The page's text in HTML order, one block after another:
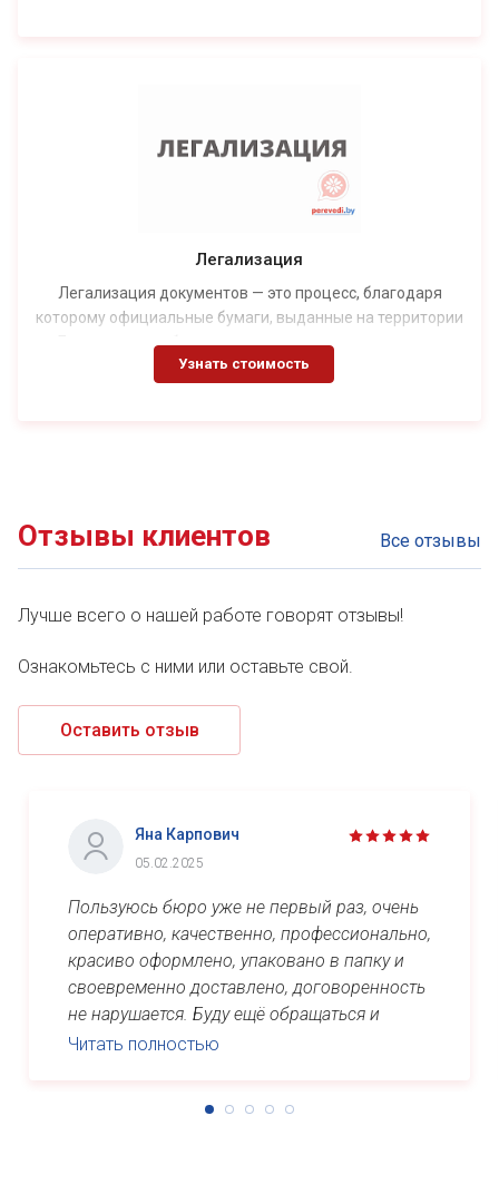
чем 30 языков.
Легализация
Легализация документов — это процесс, благодаря
которому официальные бумаги, выданные на территории
Беларуси, приобретают юридическую силу в других
странах. Эта процедура необходима для того, чтобы
Узнать стоимость
Все отзывы
Отзывы клиентов
Лучше всего о нашей работе говорят отзывы!
Ознакомьтесь с ними или оставьте свой.
Оставить отзыв
Яна Карпович
05.02.2025
Пользуюсь бюро уже не первый раз, очень
оперативно, качественно, профессионально,
красиво оформлено, упаковано в папку и
своевременно доставлено, договоренность
не нарушается. Буду ещё обращаться и
рекомендовать знакомым. Спасибо ...
Читать полностью